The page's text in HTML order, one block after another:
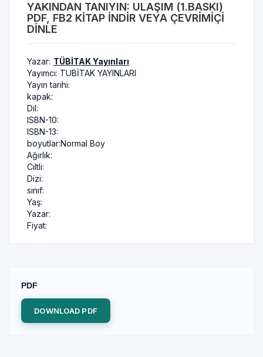
YAKINDAN TANIYIN: ULAŞIM (1.BASKI)
PDF, FB2 KITAP INDIR VEYA ÇEVRIMIÇI
DINLE
Yazar: TÜBİTAK Yayınları
Yayımcı: TUBİTAK YAYINLARI
Yayın tarihi:
kapak:
Dil:
ISBN-10:
ISBN-13:
boyutlar:Normal Boy
Ağırlık:
Ciltli:
Dizi:
sınıf:
Yaş:
Yazar:
Fiyat:
PDF
DOWNLOAD PDF